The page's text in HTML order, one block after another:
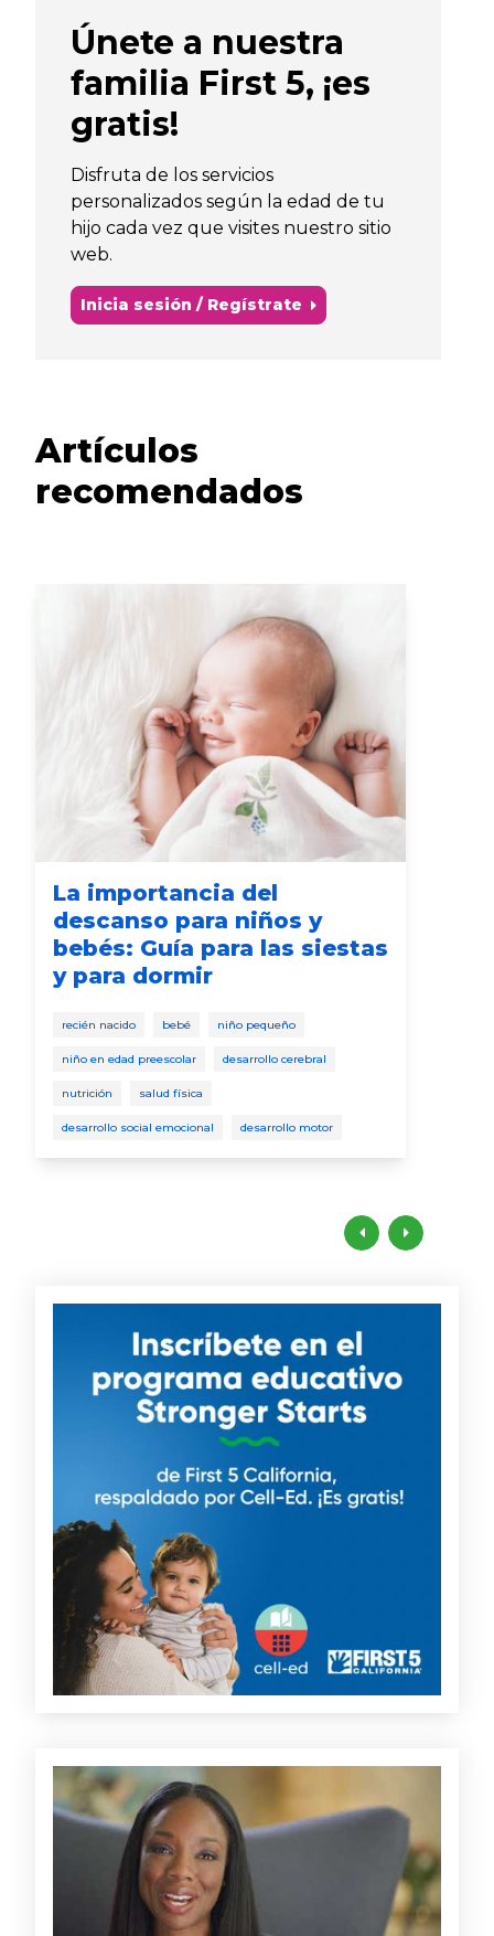
Únete a nuestra
familia First 5, ¡es
gratis!
Disfruta de los servicios
personalizados según la edad de tu
hijo cada vez que visites nuestro sitio
web.
Inicia sesión / Regístrate
Artículos
recomendados
La importancia del
descanso para niños y
bebés: Guía para las siestas
y para dormir
recién nacido bebé niño pequeño
niño en edad preescolar desarrollo cerebral
nutrición salud física
desarrollo social emocional desarrollo motor